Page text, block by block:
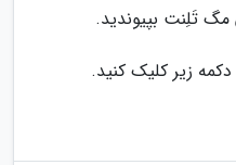
مگ تَلِنت بپیوندید.
زیر کلیک کنید.